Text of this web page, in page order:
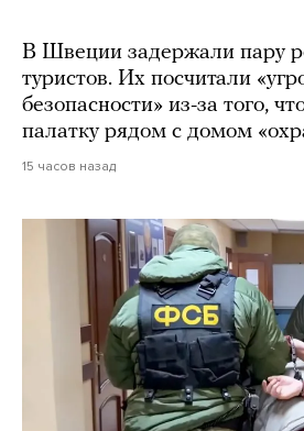
В Швеции задержали пару
туристов. Их посчитали
безопасности» из-за того,
палатку рядом с домом
15 часов назад